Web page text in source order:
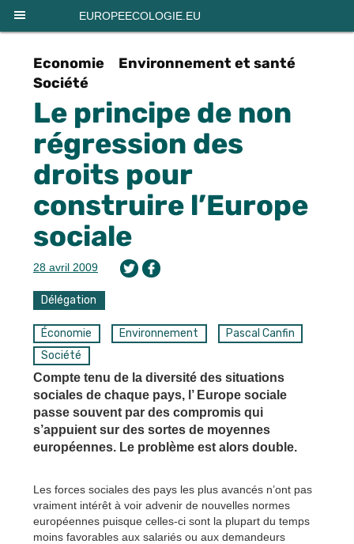
EUROPEECOLOGIE.EU
Economie
Environnement et santé
Société
Le principe de non
régression des
droits pour
construire l’Europe
sociale
28 avril 2009
Délégation
Économie Environnement
Pascal Canfin
Société
Compte tenu de la diversité des situations
sociales de chaque pays, l’ Europe sociale
passe souvent par des compromis qui
s’appuient sur des sortes de moyennes
européennes. Le problème est alors double.
Les forces sociales des pays les plus avancés n’ont pas
vraiment intérêt à voir advenir de nouvelles normes
européennes puisque celles-ci sont la plupart du temps
moins favorables aux salariés ou aux demandeurs